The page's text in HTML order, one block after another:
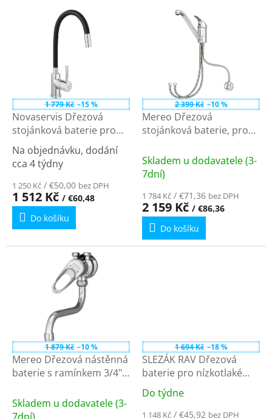
ů
o
1 779 Kč –15 %
Novaservis Dřezová
stojánková baterie pro
beztlaké průtokové
ohřívače, černá-chrom
BZA4BLP
Průměrné
hodnocení
produktu
je
5,0
z
Na objednávku, dodání
cca 4 týdny
1 250 Kč / €50,00 bez DPH
1 512 Kč / €60,48
Do košíku
2 399 Kč –10 %
Mereo Dřezová
stojánková baterie, pro
210 mm, chrom
CB201034M
Skladem u dodavatele (3-
7dní)
1 784 Kč / €71,36 bez DPH
2 159 Kč / €86,36
Do košíku
1 879 Kč –10 %
Mereo Dřezová nástěnná
baterie s ramínkem 3/4" -
CBE301021M
Skladem u dodavatele (3-
1 694 Kč –18 %
SLEZÁK RAV Dřezová
baterie pro nízkotlaké
ohřívače, Chrom
EM113.0/1 - 3/8"
Průměrné
hodnocení
Do týdne
1 148 Kč / €45,92 bez DPH